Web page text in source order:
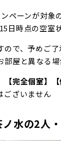
ペーンが対象
日時点の空室
で、予めご了
部屋と異なる
【完全個室】
ございません
水の2人